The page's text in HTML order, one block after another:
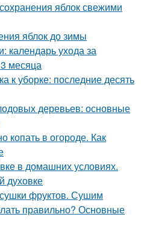
яблок свежими
яблок до зимы
календарь ухода за
месяца
к уборке: последние десять
деревьев: основные
копать в огороде. Как
в домашних условиях.
духовке
фруктов. Сушим
правильно? Основные